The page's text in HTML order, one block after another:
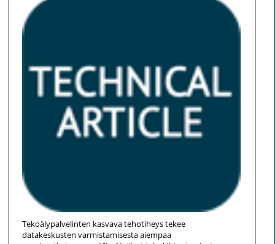
Tekoälypalvelinten kasvava tehotiheys tekee
datakeskusten varmistamisesta aiempaa